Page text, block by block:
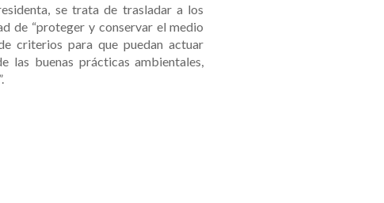
se trata de trasladar a los
de “proteger y conservar el medio
criterios para que puedan actuar
las buenas prácticas ambientales,